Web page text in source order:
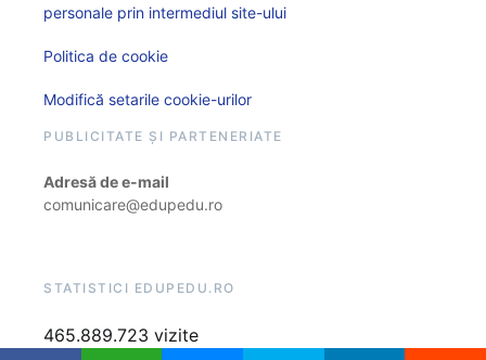
personale prin intermediul site-ului
Politica de cookie
Modifică setarile cookie-urilor
PUBLICITATE ȘI PARTENERIATE
Adresă de e-mail
comunicare@edupedu.ro
STATISTICI EDUPEDU.RO
465.889.723 vizite